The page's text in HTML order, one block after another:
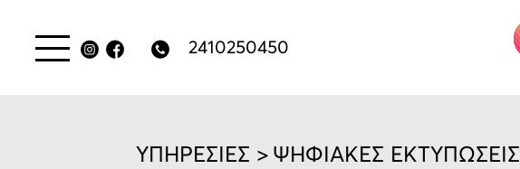
2410250450
ΥΠΗΡΕΣΙΕΣ > ΨΗΦΙΑΚΕΣ ΕΚΤΥΠΩΣΕΙΣ